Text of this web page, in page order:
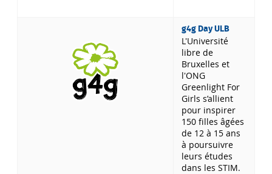
g4g Day ULB
L'Université
libre de
Bruxelles et
l'ONG
Greenlight For
Girls s’allient
pour inspirer
150 filles âgées
de 12 à 15 ans
à poursuivre
leurs études
dans les STIM.